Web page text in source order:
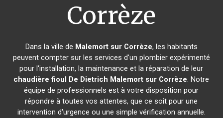
Corrèze
Dans la ville de Malemort sur Corrèze, les habitants
peuvent compter sur les services d'un plombier expérimenté
pour l'installation, la maintenance et la réparation de leur
chaudière fioul De Dietrich Malemort sur Corrèze. Notre
équipe de professionnels est à votre disposition pour
répondre à toutes vos attentes, que ce soit pour une
intervention d'urgence ou une simple vérification annuelle.